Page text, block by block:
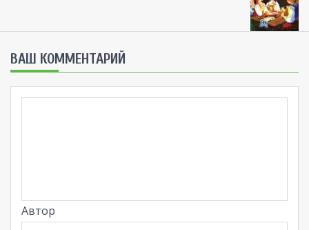
ВАШ КОММЕНТАРИЙ
Автор